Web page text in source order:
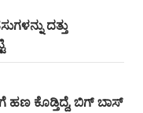
ದತ್ತು
ಗೆ ಹಣ ಕೊಡ್ತಿದ್ದೆ, ಬಿಗ್ ಬಾಸ್